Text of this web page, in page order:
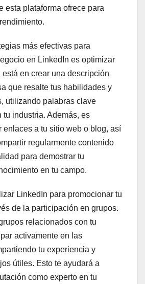
esta plataforma ofrece para
más efectivas para
en LinkedIn es optimizar
en crear una descripción
que resalte tus habilidades y
utilizando palabras clave
tu industria. Además, es
enlaces a tu sitio web o blog, así
regularmente contenido
para demostrar tu
en tu campo.
LinkedIn para promocionar tu
de la participación en grupos.
relacionados con tu
activamente en las
tu experiencia y
útiles. Esto te ayudará a
como experto en tu